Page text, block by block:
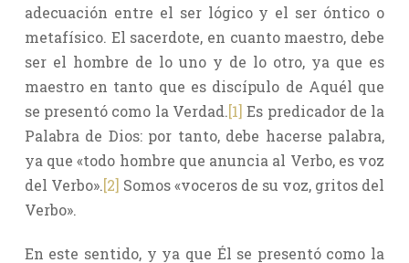
adecuación entre el ser lógico y el ser óntico o
metafísico. El sacerdote, en cuanto maestro, debe
ser el hombre de lo uno y de lo otro, ya que es
maestro en tanto que es discípulo de Aquél que
se presentó como la Verdad.[1] Es predicador de la
Palabra de Dios: por tanto, debe hacerse palabra,
ya que «todo hombre que anuncia al Verbo, es voz
del Verbo».[2] Somos «voceros de su voz, gritos del
Verbo».
En este sentido, y ya que Él se presentó como la